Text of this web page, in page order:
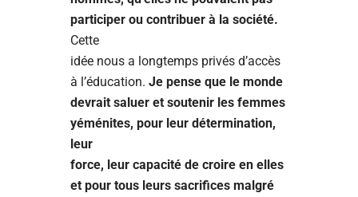
participer ou contribuer à la société.
Cette
idée nous a longtemps privés d’accès
à l’éducation. Je pense que le monde
devrait saluer et soutenir les femmes
yéménites, pour leur détermination,
leur
force, leur capacité de croire en elles
et pour tous leurs sacrifices malgré